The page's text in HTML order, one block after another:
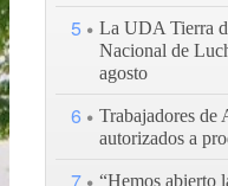
5
La UDA Tierra
Nacional de
agosto
6
Trabajadores de
autorizados a
“Hemos abierto